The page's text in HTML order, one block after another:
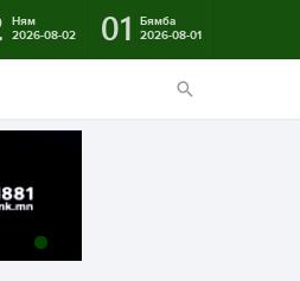
Ням
2026-08-02
01
Бямба
2026-08-01